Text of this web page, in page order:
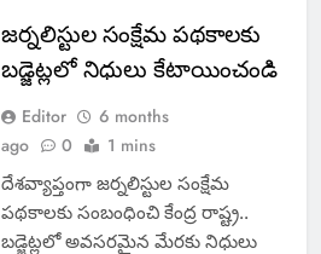
జర్నలిస్టుల సంక్షేమ పథకాలకు
బడ్జెట్లలో నిధులు కేటాయించండి
Editor
6 months
ago
0 1 mins
దేశవ్యాప్తంగా జర్నలిస్టుల సంక్షేమ
పథకాలకు సంబంధించి కేంద్ర రాష్ట్ర..
బడ్జెట్లలో అవసరమైన మేరకు నిధులు